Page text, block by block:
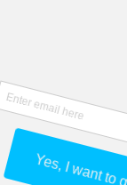
Twitter WhatsAppEmail